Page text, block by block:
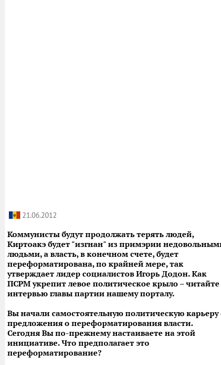
21.06.2012
Коммунисты будут продолжать терять людей,
Киртоакэ будет "изгнан" из примэрии
людьми, а власть, в конечном счете, будет
переформатирована, по крайней мере, так
утверждает лидер социалистов Игорь Додон. Как
ПСРМ укрепит левое политическое крыло – читайте
интервью главы партии нашему порталу.
Вы начали самостоятельную политическую карьеру
предложения о переформатирования власти.
Сегодня Вы по-прежнему настаиваете на этой
инициативе. Что предполагает это
переформатирование?